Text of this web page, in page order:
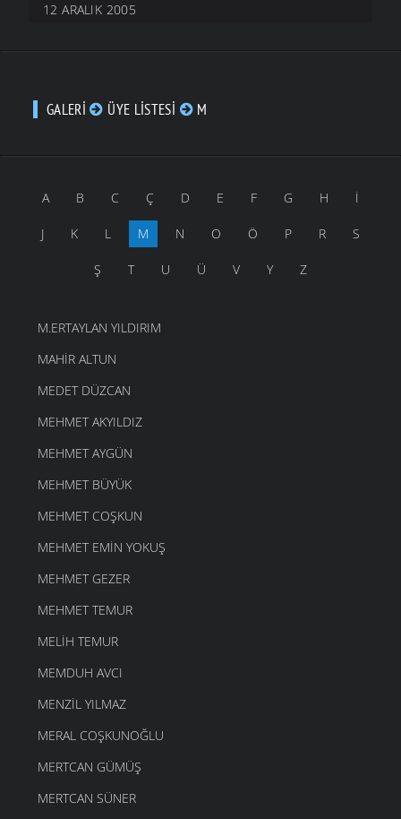
12 ARALIK 2005
GALERI ÜYE LISTESI M
A B C Ç D E F G H İ
J K L M N O Ö P R S
Ş T U Ü V Y Z
M.ERTAYLAN YILDIRIM
MAHIR ALTUN
MEDET DÜZCAN
MEHMET AKYILDIZ
MEHMET AYGÜN
MEHMET BÜYÜK
MEHMET COŞKUN
MEHMET EMIN YOKUŞ
MEHMET GEZER
MEHMET TEMUR
MELIH TEMUR
MEMDUH AVCI
MENZIL YILMAZ
MERAL COŞKUNOĞLU
MERTCAN GÜMÜŞ
MERTCAN SÜNER